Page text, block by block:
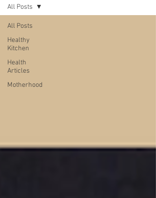
All Posts
Healthy
Kitchen
Health
Articles
Motherhood
All Posts